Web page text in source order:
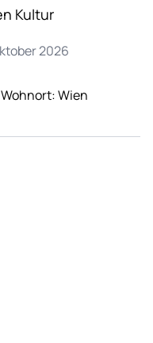
Kultur
2026
Wien